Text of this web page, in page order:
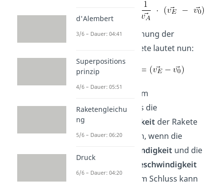
Die Raketengleichung der
idealisierten Rakete lautet nun:
So kann aus einem
Massenverhältnis die
Endgeschwindigkeit der Rakete
bestimmt werden, wenn die
Anfangsgeschwindigkeit und die
Ausströmungsgeschwindigkeit
bekannt sind. Zum Schluss kann
d'Alembert
3/6 – Dauer: 04:41
Superpositions
prinzip
4/6 – Dauer: 05:51
Raketengleichu
ng
5/6 – Dauer: 06:20
Druck
6/6 – Dauer: 04:20